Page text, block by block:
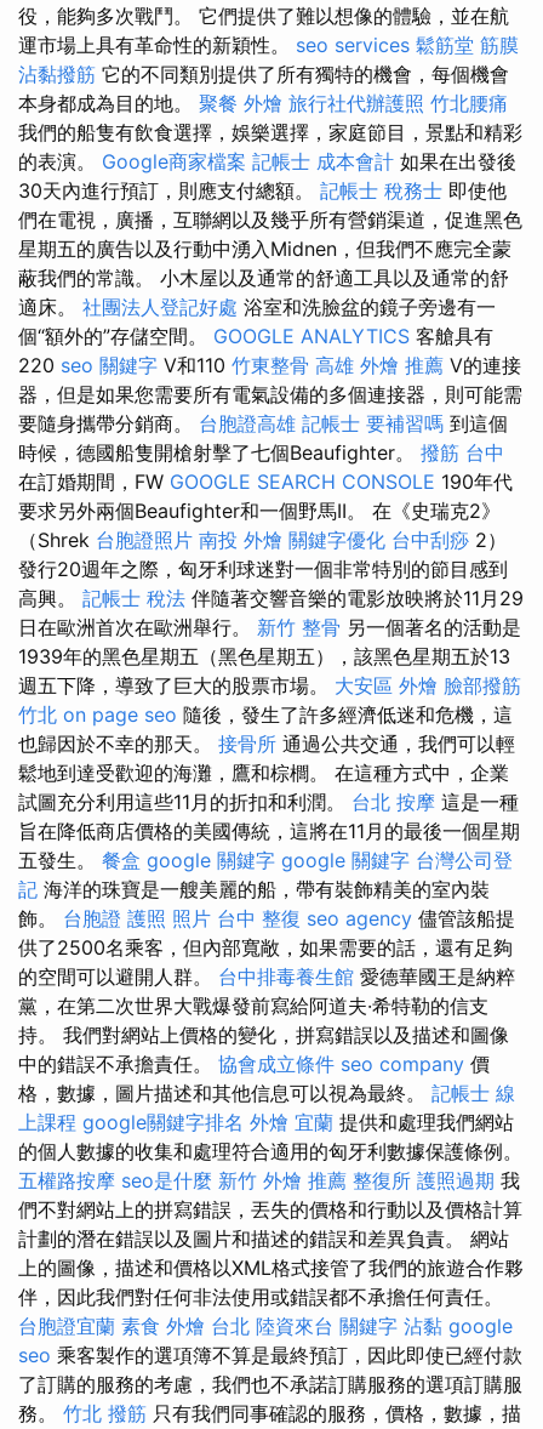
役，能夠多次戰鬥。 它們提供了難以想像的體驗，並在航
運市場上具有革命性的新穎性。 seo services 鬆筋堂 筋膜
沾黏撥筋 它的不同類別提供了所有獨特的機會，每個機會
本身都成為目的地。 聚餐 外燴 旅行社代辦護照 竹北腰痛
我們的船隻有飲食選擇，娛樂選擇，家庭節目，景點和精彩
的表演。 Google商家檔案 記帳士 成本會計 如果在出發後
30天內進行預訂，則應支付總額。 記帳士 稅務士 即使他
們在電視，廣播，互聯網以及幾乎所有營銷渠道，促進黑色
星期五的廣告以及行動中湧入Midnen，但我們不應完全蒙
蔽我們的常識。 小木屋以及通常的舒適工具以及通常的舒
適床。 社團法人登記好處 浴室和洗臉盆的鏡子旁邊有一
個“額外的”存儲空間。 GOOGLE ANALYTICS 客艙具有
220 seo 關鍵字 V和110 竹東整骨 高雄 外燴 推薦 V的連接
器，但是如果您需要所有電氣設備的多個連接器，則可能需
要隨身攜帶分銷商。 台胞證高雄 記帳士 要補習嗎 到這個
時候，德國船隻開槍射擊了七個Beaufighter。 撥筋 台中
在訂婚期間，FW GOOGLE SEARCH CONSOLE 190年代
要求另外兩個Beaufighter和一個野馬II。 在《史瑞克2》
（Shrek 台胞證照片 南投 外燴 關鍵字優化 台中刮痧 2）
發行20週年之際，匈牙利球迷對一個非常特別的節目感到
高興。 記帳士 稅法 伴隨著交響音樂的電影放映將於11月29
日在歐洲首次在歐洲舉行。 新竹 整骨 另一個著名的活動是
1939年的黑色星期五（黑色星期五），該黑色星期五於13
週五下降，導致了巨大的股票市場。 大安區 外燴 臉部撥筋
竹北 on page seo 隨後，發生了許多經濟低迷和危機，這
也歸因於不幸的那天。 接骨所 通過公共交通，我們可以輕
鬆地到達受歡迎的海灘，鷹和棕櫚。 在這種方式中，企業
試圖充分利用這些11月的折扣和利潤。 台北 按摩 這是一種
旨在降低商店價格的美國傳統，這將在11月的最後一個星期
五發生。 餐盒 google 關鍵字 google 關鍵字 台灣公司登
記 海洋的珠寶是一艘美麗的船，帶有裝飾精美的室內裝
飾。 台胞證 護照 照片 台中 整復 seo agency 儘管該船提
供了2500名乘客，但內部寬敞，如果需要的話，還有足夠
的空間可以避開人群。 台中排毒養生館 愛德華國王是納粹
黨，在第二次世界大戰爆發前寫給阿道夫·希特勒的信支
持。 我們對網站上價格的變化，拼寫錯誤以及描述和圖像
中的錯誤不承擔責任。 協會成立條件 seo company 價
格，數據，圖片描述和其他信息可以視為最終。 記帳士 線
上課程 google關鍵字排名 外燴 宜蘭 提供和處理我們網站
的個人數據的收集和處理符合適用的匈牙利數據保護條例。
五權路按摩 seo是什麼 新竹 外燴 推薦 整復所 護照過期 我
們不對網站上的拼寫錯誤，丟失的價格和行動以及價格計算
計劃的潛在錯誤以及圖片和描述的錯誤和差異負責。 網站
上的圖像，描述和價格以XML格式接管了我們的旅遊合作夥
伴，因此我們對任何非法使用或錯誤都不承擔任何責任。
台胞證宜蘭 素食 外燴 台北 陸資來台 關鍵字 沾黏 google
seo 乘客製作的選項簿不算是最終預訂，因此即使已經付款
了訂購的服務的考慮，我們也不承諾訂購服務的選項訂購服
務。 竹北 撥筋 只有我們同事確認的服務，價格，數據，描